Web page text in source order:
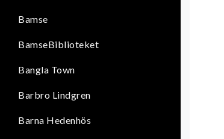
Bamse
BamseBiblioteket
Bangla Town
Barbro Lindgren
Barna Hedenhös